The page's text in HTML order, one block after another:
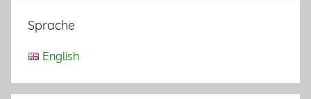
Sprache
English